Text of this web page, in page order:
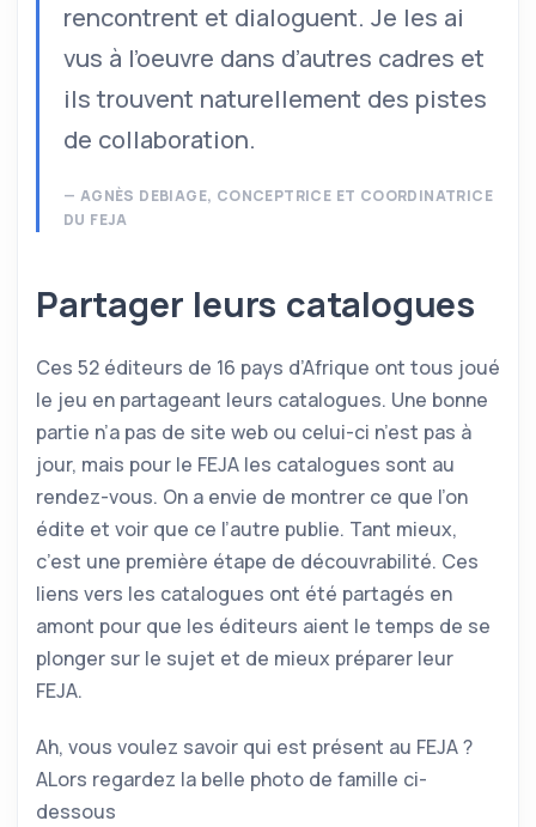
rencontrent et dialoguent. Je les ai
vus à l’oeuvre dans d’autres cadres et
ils trouvent naturellement des pistes
de collaboration.
AGNÈS DEBIAGE, CONCEPTRICE ET COORDINATRICE
DU FEJA
Partager leurs catalogues
Ces 52 éditeurs de 16 pays d’Afrique ont tous joué
le jeu en partageant leurs catalogues. Une bonne
partie n’a pas de site web ou celui-ci n’est pas à
jour, mais pour le FEJA les catalogues sont au
rendez-vous. On a envie de montrer ce que l’on
édite et voir que ce l’autre publie. Tant mieux,
c’est une première étape de découvrabilité. Ces
liens vers les catalogues ont été partagés en
amont pour que les éditeurs aient le temps de se
plonger sur le sujet et de mieux préparer leur
FEJA.
Ah, vous voulez savoir qui est présent au FEJA ?
ALors regardez la belle photo de famille ci-
dessous